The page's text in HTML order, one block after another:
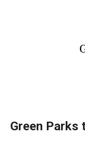
Green Parks